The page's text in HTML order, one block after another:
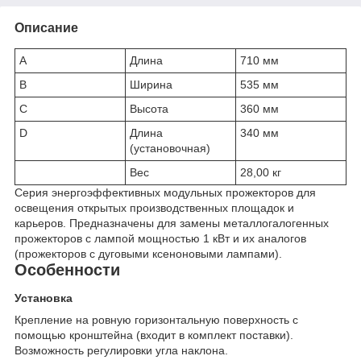
Описание
A Длина
710 мм
B
Ширина
535 мм
C
Высота
360 мм
D
Длина
(установочная)
340 мм
Вес
28,00 кг
Серия энергоэффективных модульных прожекторов для
освещения открытых производственных площадок и
карьеров. Предназначены для замены металлогалогенных
прожекторов с лампой мощностью 1 кВт и их аналогов
(прожекторов с дуговыми ксеноновыми лампами).
Особенности
Установка
Крепление на ровную горизонтальную поверхность с
помощью кронштейна (входит в комплект поставки).
Возможность регулировки угла наклона.